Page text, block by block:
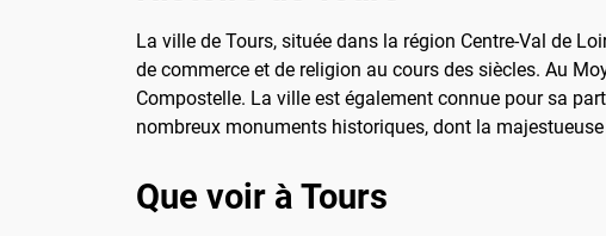
La ville de Tours, située dans la région Centre-Val de
de commerce et de religion au cours des siècles. Au
Compostelle. La ville est également connue pour sa
nombreux monuments historiques, dont la
Que voir à Tours